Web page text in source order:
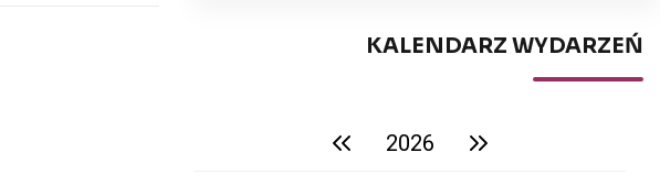
KALENDARZ WYDARZEŃ
poprzedni rok
2026 następny rok